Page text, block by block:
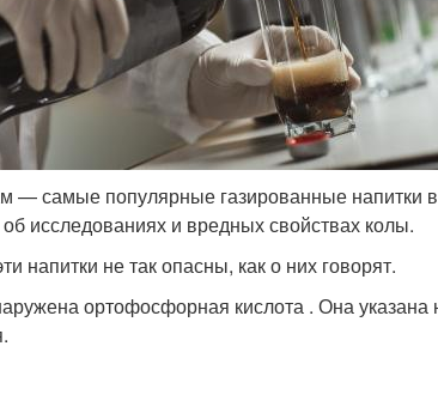
— самые популярные газированные напитки
исследованиях и вредных свойствах колы.
напитки не так опасны, как о них говорят.
ортофосфорная кислота . Она указана